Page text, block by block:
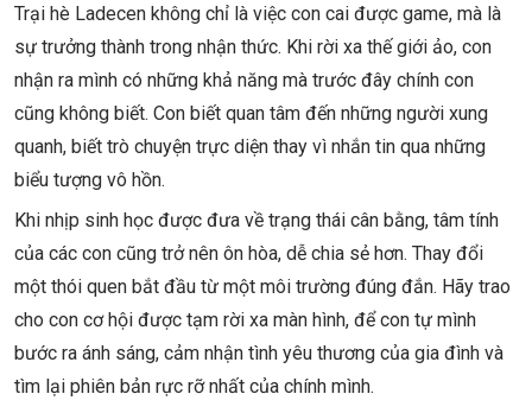
Trại hè Ladecen không chỉ là việc con cai được game, mà là
sự trưởng thành trong nhận thức. Khi rời xa thế giới ảo, con
nhận ra mình có những khả năng mà trước đây chính con
cũng không biết. Con biết quan tâm đến những người xung
quanh, biết trò chuyện trực diện thay vì nhắn tin qua những
biểu tượng vô hồn.
Khi nhịp sinh học được đưa về trạng thái cân bằng, tâm tính
của các con cũng trở nên ôn hòa, dễ chia sẻ hơn. Thay đổi
một thói quen bắt đầu từ một môi trường đúng đắn. Hãy trao
cho con cơ hội được tạm rời xa màn hình, để con tự mình
bước ra ánh sáng, cảm nhận tình yêu thương của gia đình và
tìm lại phiên bản rực rỡ nhất của chính mình.